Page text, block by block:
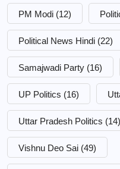
PM Modi (12)
Political News Hindi (22)
Samajwadi Party (16)
UP Politics (16)
Uttar Pradesh Politics (14)
Vishnu Deo Sai (49)